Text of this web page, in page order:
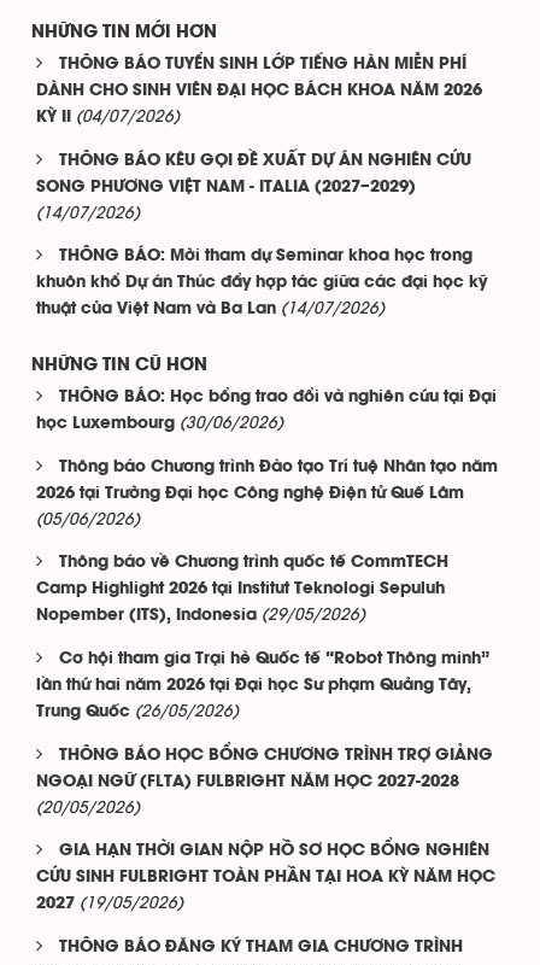
NHỮNG TIN MỚI HƠN
THÔNG BÁO TUYỂN SINH LỚP TIẾNG HÀN MIỄN PHÍ
DÀNH CHO SINH VIÊN ĐẠI HỌC BÁCH KHOA NĂM 2026
KỲ II
(04/07/2026)
THÔNG BÁO KÊU GỌI ĐỀ XUẤT DỰ ÁN NGHIÊN CỨU
SONG PHƯƠNG VIỆT NAM - ITALIA (2027–2029)
(14/07/2026)
THÔNG BÁO: Mời tham dự Seminar khoa học trong
khuôn khổ Dự án Thúc đẩy hợp tác giữa các đại học kỹ
thuật của Việt Nam và Ba Lan (14/07/2026)
NHỮNG TIN CŨ HƠN
THÔNG BÁO: Học bổng trao đổi và nghiên cứu tại Đại
học Luxembourg (30/06/2026)
Thông báo Chương trình Đào tạo Trí tuệ Nhân tạo năm
2026 tại Trường Đại học Công nghệ Điện tử Quế Lâm
(05/06/2026)
Thông báo về Chương trình quốc tế CommTECH
Camp Highlight 2026 tại Institut Teknologi Sepuluh
Nopember (ITS), Indonesia (29/05/2026)
Cơ hội tham gia Trại hè Quốc tế “Robot Thông minh”
lần thứ hai năm 2026 tại Đại học Sư phạm Quảng Tây,
Trung Quốc (26/05/2026)
THÔNG BÁO HỌC BỔNG CHƯƠNG TRÌNH TRỢ GIẢNG
NGOẠI NGỮ (FLTA) FULBRIGHT NĂM HỌC 2027-2028
(20/05/2026)
GIA HẠN THỜI GIAN NỘP HỒ SƠ HỌC BỔNG NGHIÊN
CỨU SINH FULBRIGHT TOÀN PHẦN TẠI HOA KỲ NĂM HỌC
2027 (19/05/2026)
THÔNG BÁO ĐĂNG KÝ THAM GIA CHƯƠNG TRÌNH